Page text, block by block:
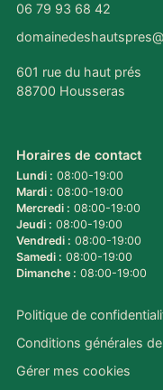
06 79 93 68 42
601 rue du haut prés
88700 Housseras
Horaires de contact
Lundi : 08:00-19:00
Mardi : 08:00-19:00
Mercredi : 08:00-19:00
Jeudi : 08:00-19:00
Vendredi : 08:00-19:00
Samedi : 08:00-19:00
Dimanche : 08:00-19:00
Politique de
Conditions générales
Gérer mes cookies